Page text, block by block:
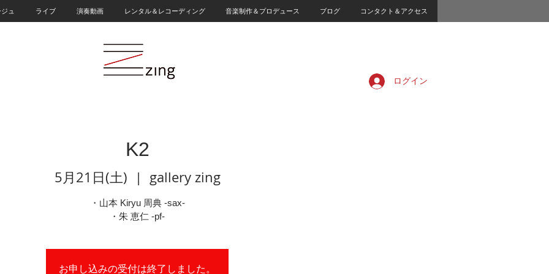
ュ ライブ 演奏動画 レンタル＆レコーディング 音楽制作＆プロデュース ブログ コンタクト＆アクセス
ログイン
K2
5月21日(土)
  |
gallery zing
・山本 Kiryu 周典 -sax-
・朱 恵仁 -pf-
お申し込みの受付は終了しました。